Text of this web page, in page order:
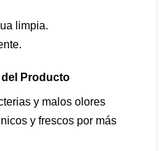
limpia.
Producto
y malos olores
y frescos por más